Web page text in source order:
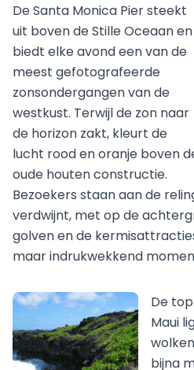
De Santa Monica Pier steekt
uit boven de Stille Oceaan en
biedt elke avond een van de
meest gefotografeerde
zonsondergangen van de
westkust. Terwijl de zon naar
de horizon zakt, kleurt de
lucht rood en oranje boven
oude houten constructie.
Bezoekers staan aan de
verdwijnt, met op de
golven en de
maar indrukwekkend
De
Maui
bijna